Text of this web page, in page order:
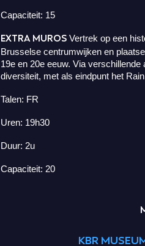
Capaciteit: 15
EXTRA MUROS Vertrek op een
Brusselse centrumwijken en
19e en 20e eeuw. Via
diversiteit, met als eindpunt het
Talen: FR
Uren: 19h30
Duur: 2u
Capaciteit: 20
KBR